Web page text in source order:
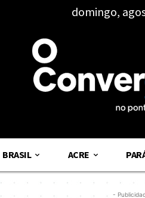
domingo,
BRASIL ACRE
-